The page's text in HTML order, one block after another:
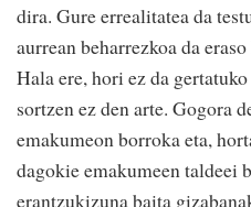
dira. Gure errealitatea da
aurrean beharrezkoa da
Hala ere, hori ez da
sortzen ez den arte. Gogora
emakumeon borroka eta,
dagokie emakumeen taldeei
erantzukizuna baita